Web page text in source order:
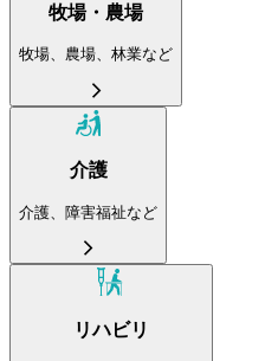
牧場・農場
牧場、農場、林業など
介護
介護、障害福祉など
リハビリ